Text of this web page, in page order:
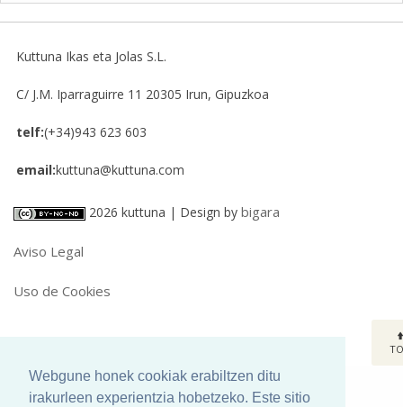
Webgune honek cookiak erabiltzen ditu
irakurleen experientzia hobetzeko. Este sitio
Kuttuna Ikas eta Jolas S.L.
C/ J.M. Iparraguirre 11 20305 Irun, Gipuzkoa
telf:(+34)943 623 603
email:kuttuna@kuttuna.com
2026 kuttuna | Design by bigara
Aviso Legal
Uso de Cookies